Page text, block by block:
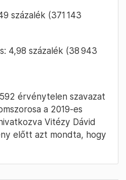
százalék (371 143
4,98 százalék (38 943
érvénytelen szavazat
a 2019-es
Vitézy Dávid
előtt azt mondta, hogy